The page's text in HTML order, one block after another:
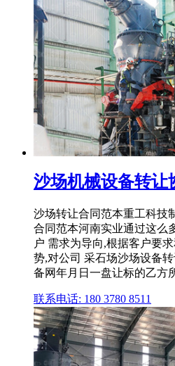
沙场机械设备转让
沙场转让合同范本重工科技
合同范本河南实业通过这么
户 需求为导向,根据客户要
势,对公司 采石场沙场设备
备网年月日一盘让标的乙方
联系电话: 180 3780 8511